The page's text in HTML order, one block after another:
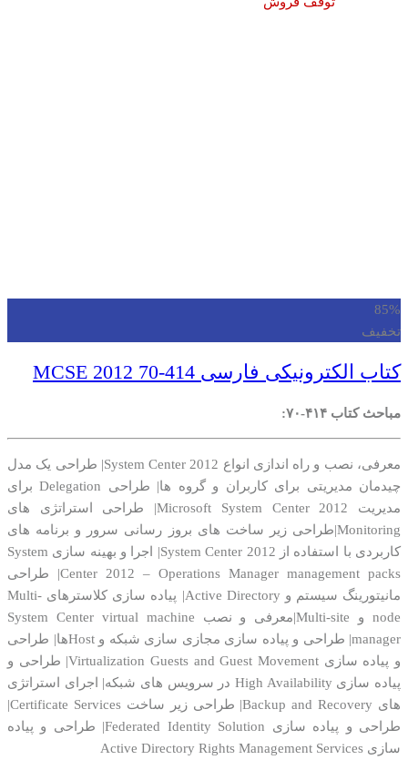
85%
تخفیف
کتاب الکترونیکی فارسی MCSE 2012 70-414
مباحث کتاب ۴۱۴-۷۰:
معرفی، نصب و راه اندازی انواع System Center 2012| طراحی یک مدل
چیدمان مدیریتی برای کاربران و گروه ها| طراحی Delegation برای
مدیریت Microsoft System Center 2012| طراحی استراتژی های
Monitoring|طراحی زیر ساخت های بروز رسانی سرور و برنامه های
کاربردی با استفاده از System Center 2012| اجرا و بهینه سازی System
Center 2012 – Operations Manager management packs| طراحی
مانیتورینگ سیستم و Active Directory| پیاده سازی کلاسترهای Multi-
node و Multi-site|معرفی و نصب System Center virtual machine
manager| طراحی و پیاده سازی مجازی سازی شبکه و Hostها| طراحی
و پیاده سازی Virtualization Guests and Guest Movement| طراحی و
پیاده سازی High Availability در سرویس های شبکه| اجرای استراتژی
های Backup and Recovery| طراحی زیر ساخت Certificate Services|
طراحی و پیاده سازی Federated Identity Solution| طراحی و پیاده
سازی Active Directory Rights Management Services